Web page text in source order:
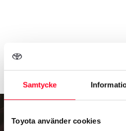
Samtycke
Toyota använder cookies
vägassistansförsäkring